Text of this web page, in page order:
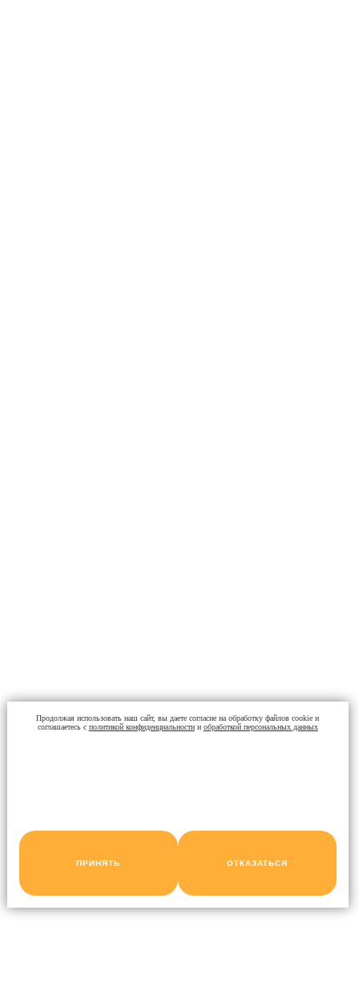
Продолжая использовать наш сайт, вы даете согласие на обработку файлов cookie и
соглашаетесь с политикой конфиденциальностии обработкой персональных данных
ПРИНЯТЬ ОТКАЗАТЬСЯ